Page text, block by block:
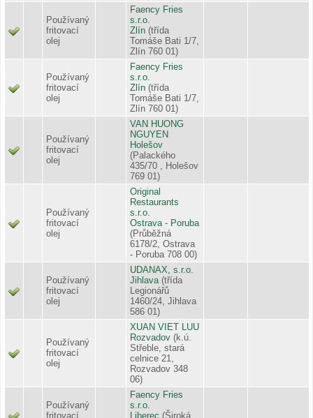
Používaný
fritovací
olej
Faency Fries
s.r.o.
Zlín (třída
Tomáše Bati 1/7,
Zlín 760 01)
Používaný
fritovací
olej
Faency Fries
s.r.o.
Zlín (třída
Tomáše Bati 1/7,
Zlín 760 01)
Používaný
fritovací
olej
VAN HUONG
NGUYEN
Holešov
(Palackého
435/70 , Holešov
769 01)
Používaný
fritovací
olej
Original
Restaurants
s.r.o.
Ostrava - Poruba
(Průběžná
6178/2, Ostrava
- Poruba 708 00)
Používaný
fritovací
olej
UDANAX, s.r.o.
Jihlava (třída
Legionářů
1460/24, Jihlava
586 01)
Používaný
fritovací
olej
XUAN VIET LUU
Rozvadov (k.ú.
Střeble, stará
celnice 21,
Rozvadov 348
06)
Používaný
fritovací
Faency Fries
s.r.o.
Liberec (Široká